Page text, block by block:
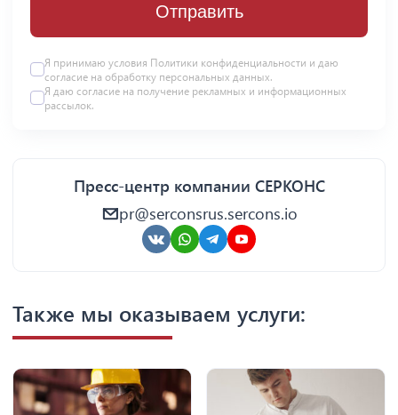
Отправить
Я принимаю условия Политики конфиденциальности и даю
согласие на обработку персональных данных.
Я даю согласие на получение рекламных и информационных
рассылок.
Пресс-центр компании СЕРКОНС
pr@serconsrus.sercons.io
Также мы оказываем услуги: